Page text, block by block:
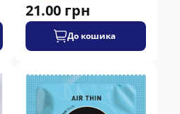
21.00 грн
До кошика